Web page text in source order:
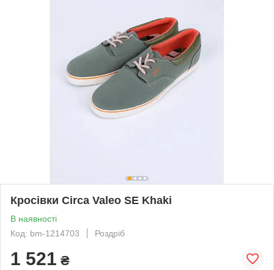
Кросівки Circa Valeo SE Khaki
В наявності
Код: bm-1214703
Роздріб
1 521 ₴